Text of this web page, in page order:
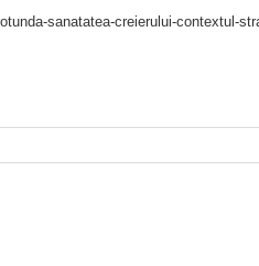
sanatatea-creierului-contextul-